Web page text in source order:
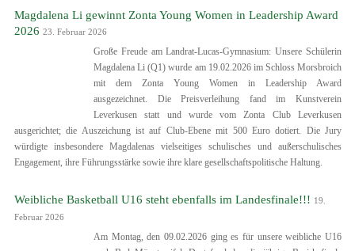
Magdalena Li gewinnt Zonta Young Women in Leadership Award
2026 23. Februar 2026
Große Freude am Landrat-Lucas-Gymnasium: Unsere Schülerin
Magdalena Li (Q1) wurde am 19.02.2026 im Schloss Morsbroich
mit dem Zonta Young Women in Leadership Award
ausgezeichnet. Die Preisverleihung fand im Kunstverein
Leverkusen statt und wurde vom Zonta Club Leverkusen
ausgerichtet; die Auszeichung ist auf Club-Ebene mit 500 Euro dotiert. Die Jury
würdigte insbesondere Magdalenas vielseitiges schulisches und außerschulisches
Engagement, ihre Führungsstärke sowie ihre klare gesellschaftspolitische Haltung.
Weibliche Basketball U16 steht ebenfalls im Landesfinale!!! 19.
Februar 2026
Am Montag, den 09.02.2026 ging es für unsere weibliche U16